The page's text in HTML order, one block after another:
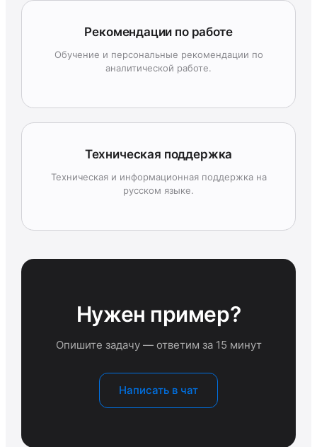
Рекомендации по работе
Обучение и персональные рекомендации по
аналитической работе.
Техническая поддержка
Техническая и информационная поддержка на
русском языке.
Нужен пример?
Опишите задачу — ответим за 15 минут
Написать в чат